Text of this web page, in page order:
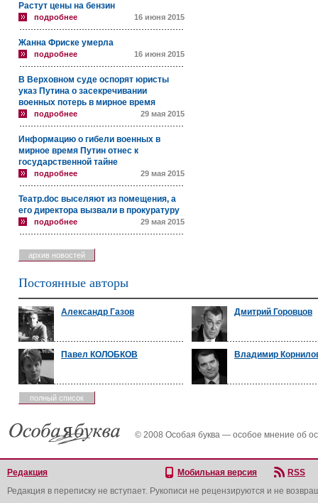
Растут цены на бензин
подробнее 16 июня 2015
Жанна Фриске умерла
подробнее 16 июня 2015
В Верховном суде оспорят юристы
указ Путина о засекречивании
военных потерь в мирное время
подробнее 29 мая 2015
Информацию о гибели военных в
мирное время Путин отнес к
государственной тайне
подробнее 29 мая 2015
Театр.doc выселяют из помещения, а
его директора вызвали в прокуратуру
подробнее 29 мая 2015
архив новостей
Постоянные авторы
Александр Газов Дмитрий Горовцов
Павел КОЛОБКОВ Владимир
полный список
© 2008 Особая буква — особое мнение об
Редакция Мобильная версия
RSS
Редакция в переписку не вступает. Рукописи не рецензируются и не